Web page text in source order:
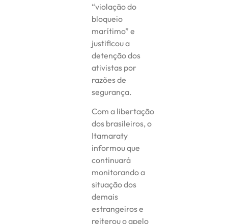
“violação do
bloqueio
marítimo” e
justificou a
detenção dos
ativistas por
razões de
segurança.
Com a libertação
dos brasileiros, o
Itamaraty
informou que
continuará
monitorando a
situação dos
demais
estrangeiros e
reiterou o apelo